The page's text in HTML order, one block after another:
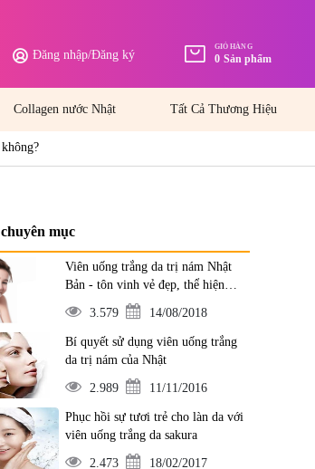
Đăng nhập/Đăng ký
GIỎ HÀNG
0 Sản phẩm
Collagen nước Nhật Tất Cả Thương Hiệu
mục
Viên uống trắng da trị nám Nhật
Bản - tôn vinh vẻ đẹp, thể hiện
đẳng cấp
3.579 14/08/2018
Bí quyết sử dụng viên uống trắng
da trị nám của Nhật
2.989 11/11/2016
Phục hồi sự tươi trẻ cho làn da với
viên uống trắng da sakura
2.473 18/02/2017